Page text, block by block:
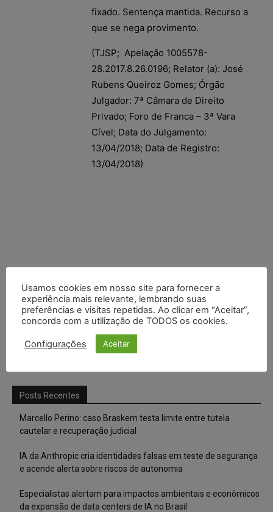
fixado. Sentença mantida. Recurso a
que se nega provimento.
(TJSP; Apelação 1005578-
28.2017.8.26.0196; Relator (a): José
Rubens Queiroz Gomes; Órgão
Julgador: 7ª Câmara de Direito
Privado; Foro de Franca – 3ª Vara
Cível; Data do Julgamento:
13/04/2018; Data de Registro:
13/04/2018)
Posts Recentes
Marcello Perino: caso Braskem testa limite entre tutela
cautelar e recuperação judicial
IA da Anthropic cria identidades falsas em teste de segurança
e acende alerta sobre riscos de autonomia
Especialistas alertam para impactos ambientais e econômicos
da expansão de data centers de IA no Brasil
Usamos cookies em nosso site para fornecer a
experiência mais relevante, lembrando suas
preferências e visitas repetidas. Ao clicar em “Aceitar”,
concorda com a utilização de TODOS os cookies.
Configurações Aceitar